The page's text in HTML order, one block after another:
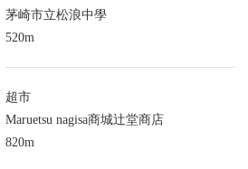
茅崎市立松浪中學
520m
超市
Maruetsu nagisa商城辻堂商店
820m